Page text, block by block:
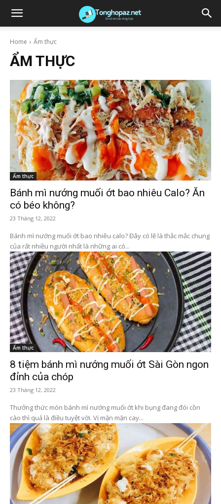
Home Ẩm thực
ẨM THỰC
Ẩm thực
Bánh mì nướng muối ớt bao nhiêu Calo? Ăn
có béo không?
23 Tháng 12, 2022
Bánh mì nướng muối ớt bao nhiêu calo? Đây có lẽ là thắc mắc chung
của rất nhiều người nhất là những ai có...
Ẩm thực
8 tiệm bánh mì nướng muối ớt Sài Gòn ngon
đỉnh của chóp
23 Tháng 12, 2022
Thưởng thức món bánh mì nướng muối ớt khi bụng đang đói cồn
cào thì quả là điều tuyệt vời. Vị mặn mặn cay...